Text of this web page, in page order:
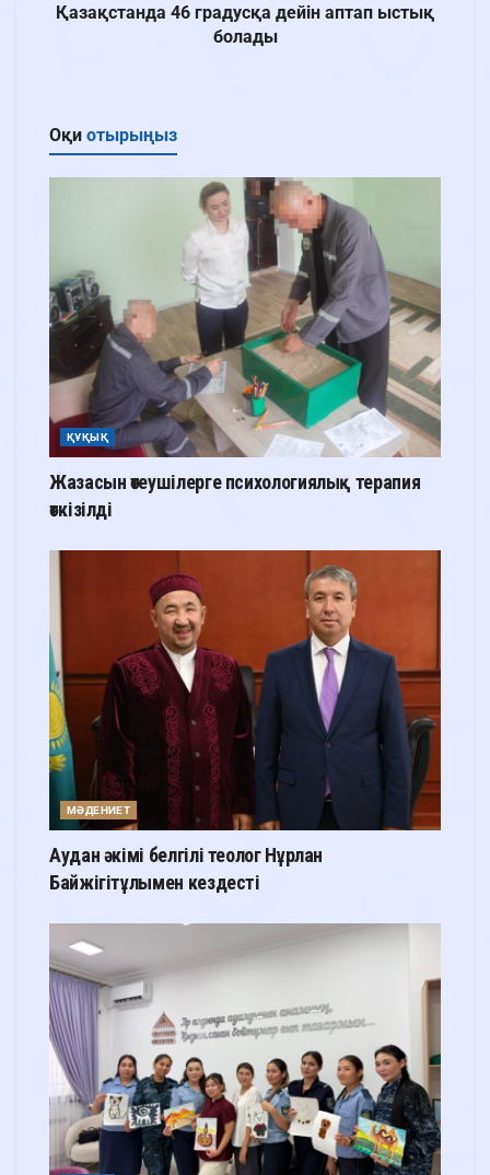
Қазақстанда 46 градусқа дейін аптап ыстық
болады
Оқи отырыңыз
ҚҰҚЫҚ
Жазасын өтеушілерге психологиялық терапия
өткізілді
МӘДЕНИЕТ
Аудан әкімі белгілі теолог Нұрлан
Байжігітұлымен кездесті